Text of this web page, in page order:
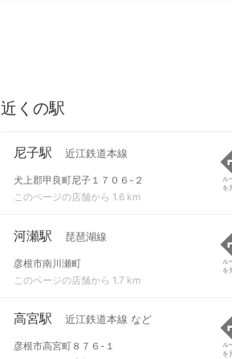
近くの駅
尼子駅 近江鉄道本線
犬上郡甲良町尼子１７０６-２
このページの店舗から 1.6 km
ル
を
河瀬駅 琵琶湖線
彦根市南川瀬町
このページの店舗から 1.7 km
ル
を
高宮駅 近江鉄道本線 など
彦根市高宮町８７６-１
ル
を